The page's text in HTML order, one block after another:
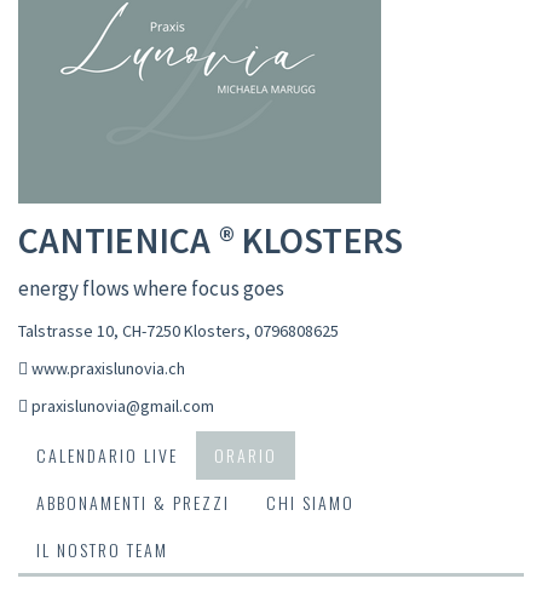
CANTIENICA ® KLOSTERS
energy flows where focus goes
Talstrasse 10, CH-7250 Klosters, 0796808625
www.praxislunovia.ch
praxislunovia@gmail.com
CALENDARIO LIVE
ORARIO
ABBONAMENTI & PREZZI
CHI SIAMO
IL NOSTRO TEAM